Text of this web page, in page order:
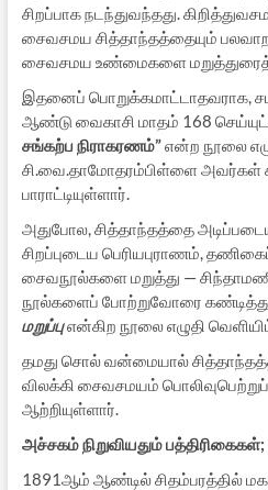
சிறப்பாக நடந்துவந்தது.
சைவசமய சித்தாந்தத்தையும்
சைவசமய உண்மைகளை
இதனைப் பொறுக்கமாட்டாதவராக,
ஆண்டு வைகாசி மாதம் 168
சங்கற்ப நிராகரணம்”என்ற நூலை
சி.வை.தாமோதரம்பிள்ளை அவர்கள்
பாராட்டியுள்ளார்.
அதுபோல, சித்தாந்தத்தை
சிறப்புடைய பெரியபுராணம்,
சைவநூல்களை மறுத்து —
நூல்களைப் போற்றுவோரை
மறுப்புஎன்கிற நூலை எழுதி
தமது சொல் வன்மையால்
விலக்கி சைவசமயம்
ஆற்றியுள்ளார்.
அச்சகம் நிறுவியதும் பத்திரிகைகள்;
1891ஆம் ஆண்டில் சிதம்பரத்தில்